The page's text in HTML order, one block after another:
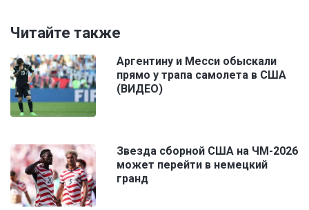
Читайте также
Аргентину и Месси обыскали
прямо у трапа самолета в США
(ВИДЕО)
Звезда сборной США на ЧМ-2026
может перейти в немецкий
гранд